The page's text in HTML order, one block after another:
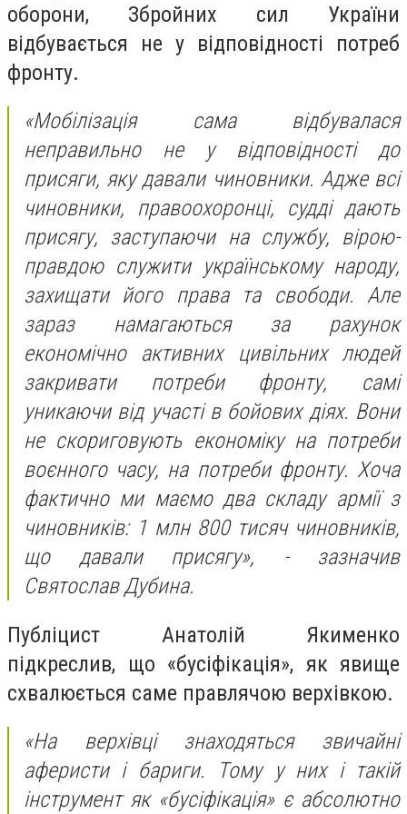
оборони, Збройних сил України
відбувається не у відповідності потреб
фронту.
«Мобілізація сама відбувалася
неправильно не у відповідності до
присяги, яку давали чиновники. Адже всі
чиновники, правоохоронці, судді дають
присягу, заступаючи на службу, вірою-
правдою служити українському народу,
захищати його права та свободи. Але
зараз намагаються за рахунок
економічно активних цивільних людей
закривати потреби фронту, самі
уникаючи від участі в бойових діях. Вони
не скориговують економіку на потреби
воєнного часу, на потреби фронту. Хоча
фактично ми маємо два складу армії з
чиновників: 1 млн 800 тисяч чиновників,
що давали присягу», - зазначив
Святослав Дубина.
Публіцист Анатолій Якименко
підкреслив, що «бусіфікація», як явище
схвалюється саме правлячою верхівкою.
«На верхівці знаходяться звичайні
аферисти і бариги. Тому у них і такій
інструмент як «бусіфікація» є абсолютно